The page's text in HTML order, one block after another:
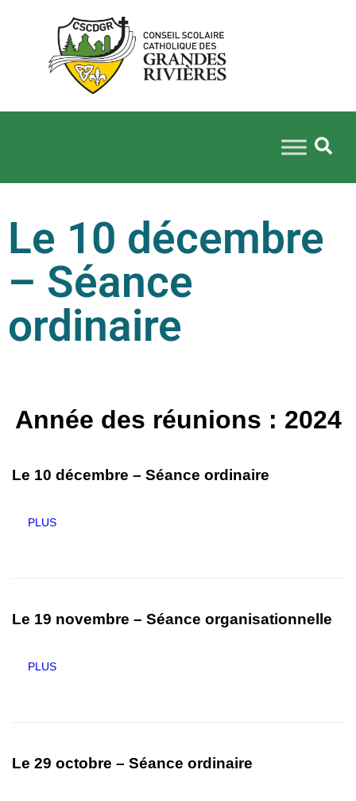
Le 10 décembre
– Séance
ordinaire
Année des réunions : 2024
Le 10 décembre – Séance ordinaire
PLUS
Le 19 novembre – Séance organisationnelle
PLUS
Le 29 octobre – Séance ordinaire